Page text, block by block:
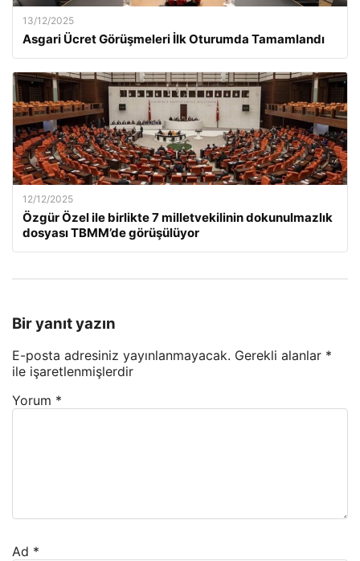
13/12/2025
Asgari Ücret Görüşmeleri İlk Oturumda Tamamlandı
12/12/2025
Özgür Özel ile birlikte 7 milletvekilinin dokunulmazlık
dosyası TBMM’de görüşülüyor
Bir yanıt yazın
E-posta adresiniz yayınlanmayacak. Gerekli alanlar *
ile işaretlenmişlerdir
Yorum *
Ad *